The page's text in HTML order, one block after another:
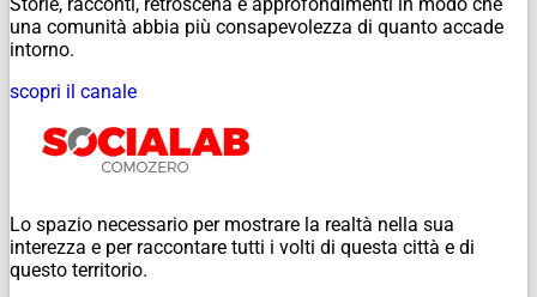
una comunità abbia più consapevolezza di quanto accade
intorno.
scopri il canale
Lo spazio necessario per mostrare la realtà nella sua
interezza e per raccontare tutti i volti di questa città e di
questo territorio.